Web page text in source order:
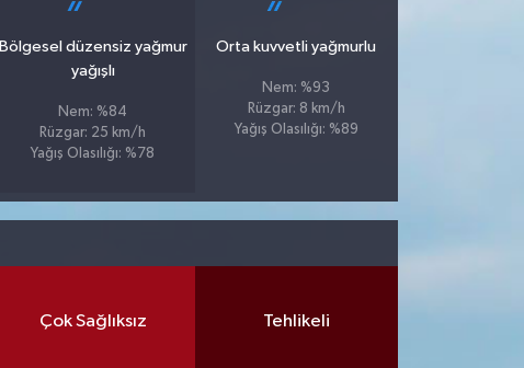
Bölgesel düzensiz yağmur
yağışlı
Nem: %84
Rüzgar: 25 km/h
Yağış Olasılığı: %78
Orta kuvvetli yağmurlu
Nem: %93
Rüzgar: 8 km/h
Yağış Olasılığı: %89
Çok Sağlıksız Tehlikeli